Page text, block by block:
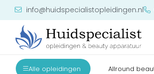
info@huidspecialistopleidingen.nl
Alle opleidingen Allround